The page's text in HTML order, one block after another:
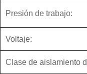
Presión de trabajo:
Voltaje:
Clase de aislamiento